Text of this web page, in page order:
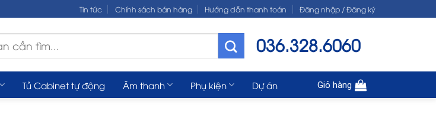
Tin tức Chính sách bán hàng Hướng dẫn thanh toán Đăng nhập / Đăng ký
036.328.6060
Tủ Cabinet tự động Âm thanh Phụ kiện Dự án Giỏ hàng